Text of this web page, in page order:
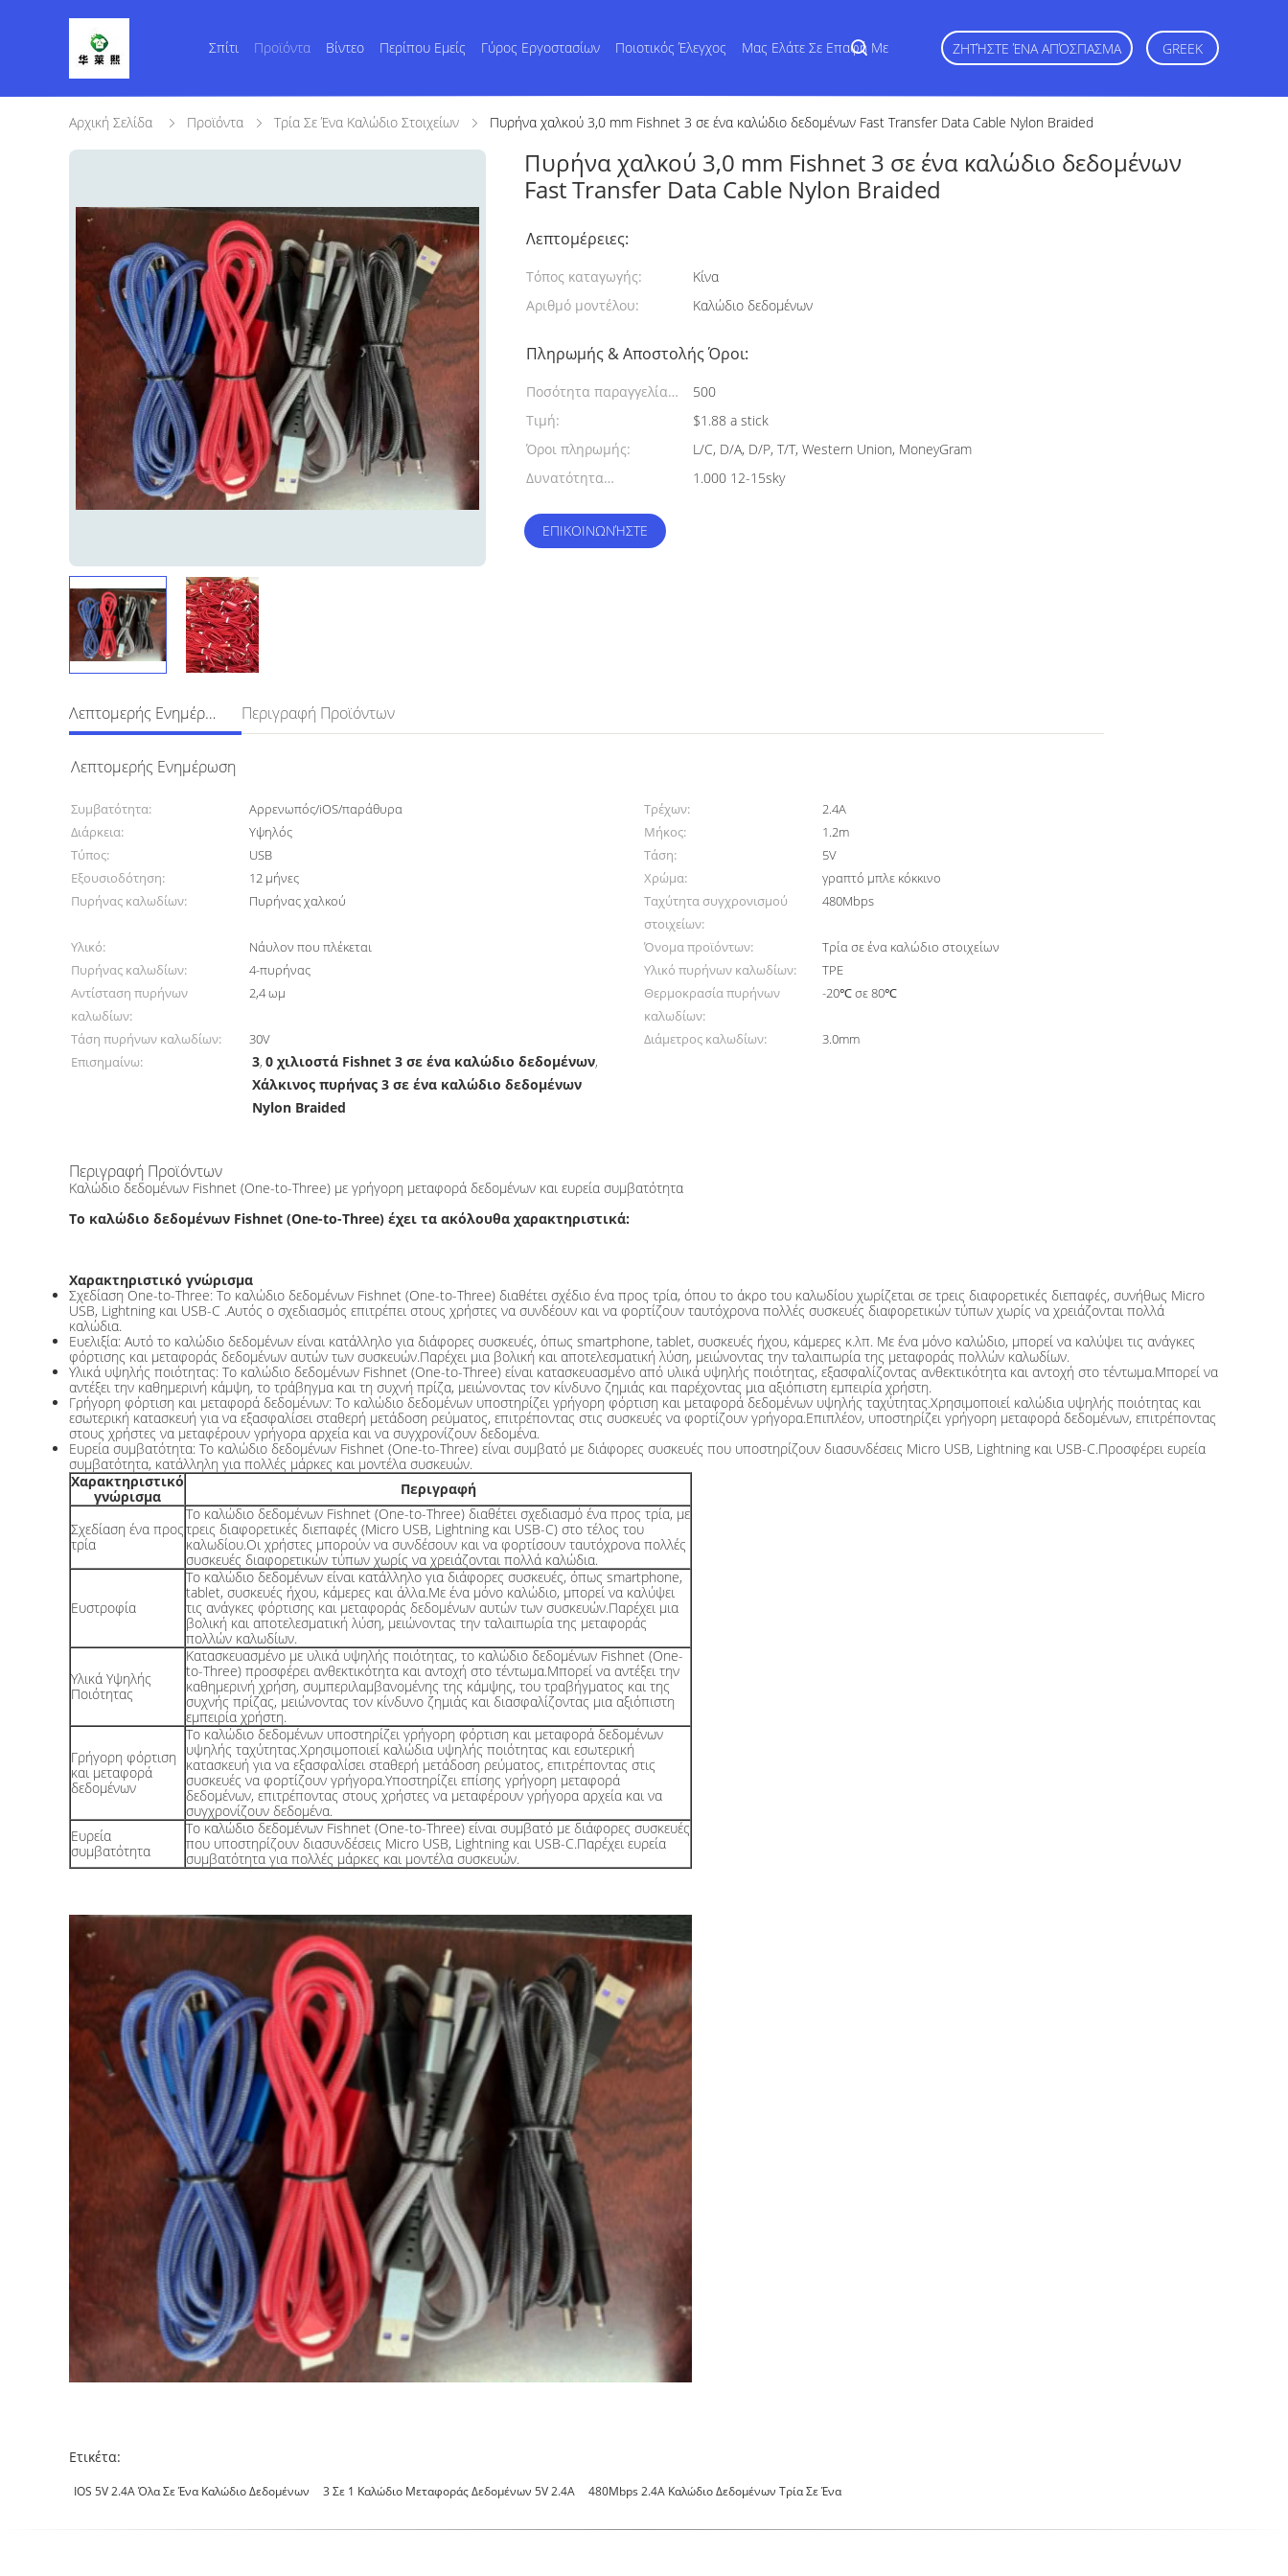
Σπίτι Προϊόντα Βίντεο Περίπου Εμείς Γύρος Εργοστασίων Ποιοτικός Έλεγχος Μας Ελάτε Σε Επαφή Με ΖΗΤΉΣΤΕ ΈΝΑ ΑΠΌΣΠΑΣΜΑ GREEK
Αρχική Σελίδα Προϊόντα Τρία Σε Ένα Καλώδιο Στοιχείων Πυρήνα χαλκού 3,0 mm Fishnet 3 σε ένα καλώδιο δεδομένων Fast Transfer Data Cable Nylon Braided
Πυρήνα χαλκού 3,0 mm Fishnet 3 σε ένα καλώδιο δεδομένων
Fast Transfer Data Cable Nylon Braided
Λεπτομέρειες:
Τόπος καταγωγής:
Κίνα
Αριθμό μοντέλου:
Καλώδιο δεδομένων
Πληρωμής & Αποστολής Όροι:
Ποσότητα παραγγελίας
min:
500
Τιμή:
$1.88 a stick
Όροι πληρωμής:
L/C, D/A, D/P, T/T, Western Union, MoneyGram
Δυνατότητα
1.000 12-15sky
ΕΠΙΚΟΙΝΩΝΉΣΤΕ
Λεπτομερής Ενημέρωση Περιγραφή Προϊόντων
Λεπτομερής Ενημέρωση
Συμβατότητα: Αρρενωπός/iOS/παράθυρα Τρέχων:
2.4A
Διάρκεια:
Υψηλός Μήκος:
1.2m
Τύπος:
USB Τάση:
5V
Εξουσιοδότηση:
12 μήνες Χρώμα:
γραπτό μπλε κόκκινο
Πυρήνας καλωδίων:
Πυρήνας χαλκού
Ταχύτητα συγχρονισμού
στοιχείων:
480Mbps
Υλικό: Νάυλον που πλέκεται Όνομα προϊόντων:
Τρία σε ένα καλώδιο στοιχείων
Πυρήνας καλωδίων:
4-πυρήνας Υλικό πυρήνων καλωδίων:
TPE
Αντίσταση πυρήνων
καλωδίων:
2,4 ωμ
Θερμοκρασία πυρήνων
καλωδίων:
-20℃ σε 80℃
Τάση πυρήνων καλωδίων: 30V Διάμετρος καλωδίων:
3.0mm
Επισημαίνω:
3,0 χιλιοστά Fishnet 3 σε ένα καλώδιο δεδομένων,
Χάλκινος πυρήνας 3 σε ένα καλώδιο δεδομένων
Nylon Braided
Περιγραφή Προϊόντων
Καλώδιο δεδομένων Fishnet (One-to-Three) με γρήγορη μεταφορά δεδομένων και ευρεία συμβατότητα
Το καλώδιο δεδομένων Fishnet (One-to-Three) έχει τα ακόλουθα χαρακτηριστικά:
Χαρακτηριστικό γνώρισμα
Σχεδίαση One-to-Three: Το καλώδιο δεδομένων Fishnet (One-to-Three) διαθέτει σχέδιο ένα προς τρία, όπου το άκρο του καλωδίου χωρίζεται σε τρεις διαφορετικές διεπαφές, συνήθως Micro
USB, Lightning και USB-C .Αυτός ο σχεδιασμός επιτρέπει στους χρήστες να συνδέουν και να φορτίζουν ταυτόχρονα πολλές συσκευές διαφορετικών τύπων χωρίς να χρειάζονται πολλά
καλώδια.
Ευελιξία: Αυτό το καλώδιο δεδομένων είναι κατάλληλο για διάφορες συσκευές, όπως smartphone, tablet, συσκευές ήχου, κάμερες κ.λπ. Με ένα μόνο καλώδιο, μπορεί να καλύψει τις ανάγκες
φόρτισης και μεταφοράς δεδομένων αυτών των συσκευών.Παρέχει μια βολική και αποτελεσματική λύση, μειώνοντας την ταλαιπωρία της μεταφοράς πολλών καλωδίων.
Υλικά υψηλής ποιότητας: Το καλώδιο δεδομένων Fishnet (One-to-Three) είναι κατασκευασμένο από υλικά υψηλής ποιότητας, εξασφαλίζοντας ανθεκτικότητα και αντοχή στο τέντωμα.Μπορεί να
αντέξει την καθημερινή κάμψη, το τράβηγμα και τη συχνή πρίζα, μειώνοντας τον κίνδυνο ζημιάς και παρέχοντας μια αξιόπιστη εμπειρία χρήστη.
Γρήγορη φόρτιση και μεταφορά δεδομένων: Το καλώδιο δεδομένων υποστηρίζει γρήγορη φόρτιση και μεταφορά δεδομένων υψηλής ταχύτητας.Χρησιμοποιεί καλώδια υψηλής ποιότητας και
εσωτερική κατασκευή για να εξασφαλίσει σταθερή μετάδοση ρεύματος, επιτρέποντας στις συσκευές να φορτίζουν γρήγορα.Επιπλέον, υποστηρίζει γρήγορη μεταφορά δεδομένων, επιτρέποντας
στους χρήστες να μεταφέρουν γρήγορα αρχεία και να συγχρονίζουν δεδομένα.
Ευρεία συμβατότητα: Το καλώδιο δεδομένων Fishnet (One-to-Three) είναι συμβατό με διάφορες συσκευές που υποστηρίζουν διασυνδέσεις Micro USB, Lightning και USB-C.Προσφέρει ευρεία
συμβατότητα, κατάλληλη για πολλές μάρκες και μοντέλα συσκευών.
Χαρακτηριστικό
γνώρισμα
Περιγραφή
Σχεδίαση ένα προς
τρία
Το καλώδιο δεδομένων Fishnet (One-to-Three) διαθέτει σχεδιασμό ένα προς τρία, με
τρεις διαφορετικές διεπαφές (Micro USB, Lightning και USB-C) στο τέλος του
καλωδίου.Οι χρήστες μπορούν να συνδέσουν και να φορτίσουν ταυτόχρονα πολλές
συσκευές διαφορετικών τύπων χωρίς να χρειάζονται πολλά καλώδια.
Ευστροφία
Το καλώδιο δεδομένων είναι κατάλληλο για διάφορες συσκευές, όπως smartphone,
tablet, συσκευές ήχου, κάμερες και άλλα.Με ένα μόνο καλώδιο, μπορεί να καλύψει
τις ανάγκες φόρτισης και μεταφοράς δεδομένων αυτών των συσκευών.Παρέχει μια
βολική και αποτελεσματική λύση, μειώνοντας την ταλαιπωρία της μεταφοράς
πολλών καλωδίων.
Υλικά Υψηλής
Ποιότητας
Κατασκευασμένο με υλικά υψηλής ποιότητας, το καλώδιο δεδομένων Fishnet (One-
to-Three) προσφέρει ανθεκτικότητα και αντοχή στο τέντωμα.Μπορεί να αντέξει την
καθημερινή χρήση, συμπεριλαμβανομένης της κάμψης, του τραβήγματος και της
συχνής πρίζας, μειώνοντας τον κίνδυνο ζημιάς και διασφαλίζοντας μια αξιόπιστη
εμπειρία χρήστη.
Γρήγορη φόρτιση
και μεταφορά
δεδομένων
Το καλώδιο δεδομένων υποστηρίζει γρήγορη φόρτιση και μεταφορά δεδομένων
υψηλής ταχύτητας.Χρησιμοποιεί καλώδια υψηλής ποιότητας και εσωτερική
κατασκευή για να εξασφαλίσει σταθερή μετάδοση ρεύματος, επιτρέποντας στις
συσκευές να φορτίζουν γρήγορα.Υποστηρίζει επίσης γρήγορη μεταφορά
δεδομένων, επιτρέποντας στους χρήστες να μεταφέρουν γρήγορα αρχεία και να
συγχρονίζουν δεδομένα.
Ευρεία
συμβατότητα
Το καλώδιο δεδομένων Fishnet (One-to-Three) είναι συμβατό με διάφορες συσκευές
που υποστηρίζουν διασυνδέσεις Micro USB, Lightning και USB-C.Παρέχει ευρεία
συμβατότητα για πολλές μάρκες και μοντέλα συσκευών.
Ετικέτα:
IOS 5V 2.4A Όλα Σε Ένα Καλώδιο Δεδομένων 3 Σε 1 Καλώδιο Μεταφοράς Δεδομένων 5V 2.4A 480Mbps 2.4A Καλώδιο Δεδομένων Τρία Σε Ένα